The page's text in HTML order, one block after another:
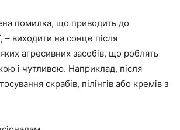
помилка, що приводить до
– виходити на сонце після
агресивних засобів, що роблять
і чутливою. Наприклад, після
скрабів, пілінгів або кремів з